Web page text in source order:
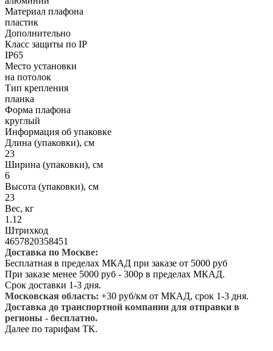
Материал плафона
пластик
Дополнительно
Класс защиты по IP
IP65
Место установки
на потолок
Тип крепления
планка
Форма плафона
круглый
Информация об упаковке
Длина (упаковки), см
23
Ширина (упаковки), см
6
Высота (упаковки), см
23
Вес, кг
1.12
Штрихкод
4657820358451
Доставка по Москве:
Бесплатная в пределах МКАД при заказе от 5000 руб
При заказе менее 5000 руб - 300р в пределах МКАД.
Срок доставки 1-3 дня.
Московская область: +30 руб/км от МКАД, срок 1-3 дня.
Доставка до транспортной компании для отправки в
регионы - бесплатно.
Далее по тарифам ТК.